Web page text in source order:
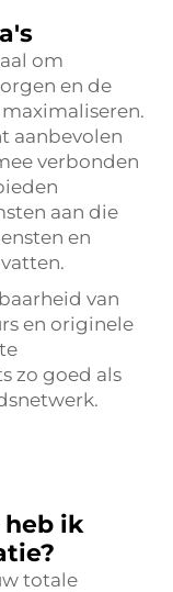
om
en de
aanbevolen
verbonden
aan die
en
van
en originele
zo goed als
heb ik
totale